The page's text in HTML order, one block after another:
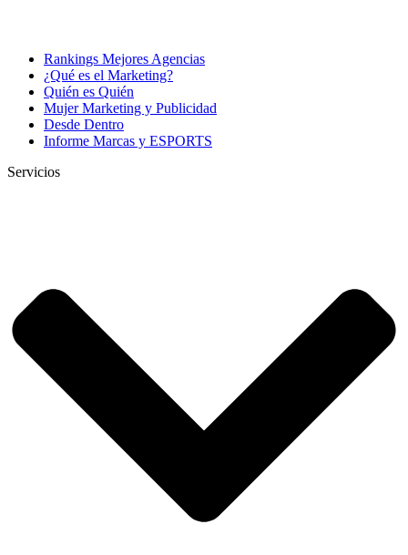
Rankings Mejores Agencias
¿Qué es el Marketing?
Quién es Quién
Mujer Marketing y Publicidad
Desde Dentro
Informe Marcas y ESPORTS
Servicios